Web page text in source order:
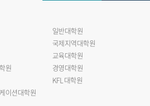
일반대학원
국제지역대학원
교육대학원
원
경영대학원
KFL 대학원
이션대학원